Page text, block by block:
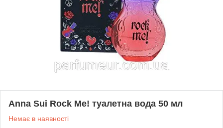
Anna Sui Rock Me! туалетна вода 50 мл
Немає в наявності